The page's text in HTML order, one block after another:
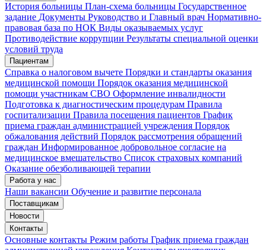
История больницы План-схема больницы Государственное
задание Документы Руководство и Главный врач Нормативно-
правовая база по НОК Виды оказываемых услуг
Противодействие коррупции Результаты специальной оценки
условий труда
Пациентам
Справка о налоговом вычете Порядки и стандарты оказания
медицинской помощи Порядок оказания медицинской
помощи участникам СВО Оформление инвалидности
Подготовка к диагностическим процедурам Правила
госпитализации Правила посещения пациентов График
приема граждан администрацией учреждения Порядок
обжалования действий Порядок рассмотрения обращений
граждан Информированное добровольное согласие на
медицинское вмешательство Список страховых компаний
Оказание обезболивающей терапии
Работа у нас
Наши вакансии Обучение и развитие персонала
Поставщикам
Новости
Контакты
Основные контакты Режим работы График приема граждан